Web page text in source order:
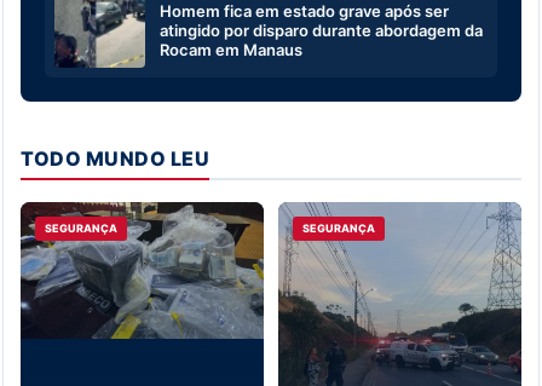
Homem fica em estado grave após ser
atingido por disparo durante abordagem da
Rocam em Manaus
TODO MUNDO LEU
SEGURANÇA SEGURANÇA